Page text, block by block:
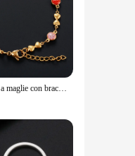
Catena a mano a maglie con braccialetto in acciaio inossidabile con fiocco carino da 6 mm per donna Ragazza Bracciale placcato color oro Cavigliere Regalo di gioielli in metallo